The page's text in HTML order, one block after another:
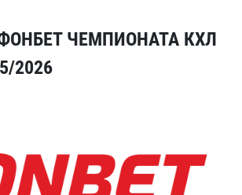
ЧЕМПИОНАТА КХЛ
2026